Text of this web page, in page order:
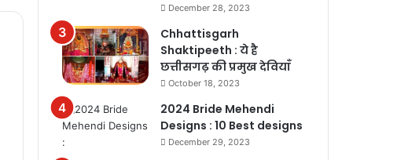
December 28, 2023
Chhattisgarh
Shaktipeeth : ये है
छत्तीसगढ़ की प्रमुख देवियाँ
October 18, 2023
2024 Bride Mehendi
Designs : 10 Best designs
December 29, 2023